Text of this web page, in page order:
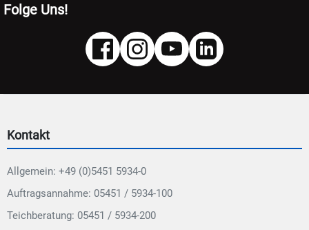
Folge Uns!
Kontakt
Allgemein: +49 (0)5451 5934-0
Auftragsannahme: 05451 / 5934-100
Teichberatung: 05451 / 5934-200